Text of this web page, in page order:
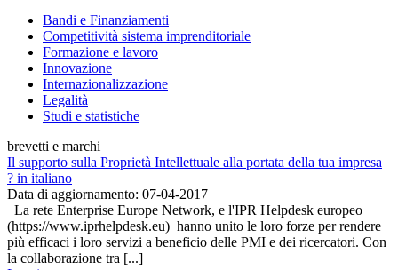
Bandi e Finanziamenti
Competitività sistema imprenditoriale
Formazione e lavoro
Innovazione
Internazionalizzazione
Legalità
Studi e statistiche
brevetti e marchi
Il supporto sulla Proprietà Intellettuale alla portata della tua impresa
? in italiano
Data di aggiornamento: 07-04-2017
La rete Enterprise Europe Network, e l'IPR Helpdesk europeo
(https://www.iprhelpdesk.eu) hanno unito le loro forze per rendere
più efficaci i loro servizi a beneficio delle PMI e dei ricercatori. Con
la collaborazione tra [...]